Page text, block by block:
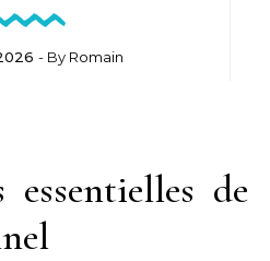
- By Romain
essentielles de